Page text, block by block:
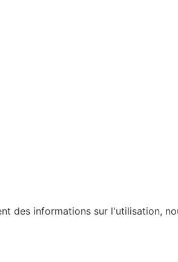
des informations sur l'utilisation,